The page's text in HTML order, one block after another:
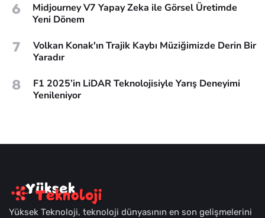
6
Midjourney V7 Yapay Zeka ile Görsel Üretimde
Yeni Dönem
7
Volkan Konak'ın Trajik Kaybı Müziğimizde Derin Bir
Yaradır
8
F1 2025’in LiDAR Teknolojisiyle Yarış Deneyimi
Yenileniyor
Yüksek Teknoloji, teknoloji dünyasının en son gelişmelerini